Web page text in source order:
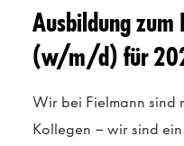
Ausbildung
(w/m/d) für
Wir bei Fielmann sind
Kollegen – wir sind